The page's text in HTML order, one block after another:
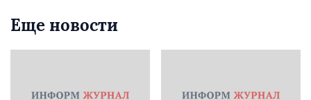
Еще новости